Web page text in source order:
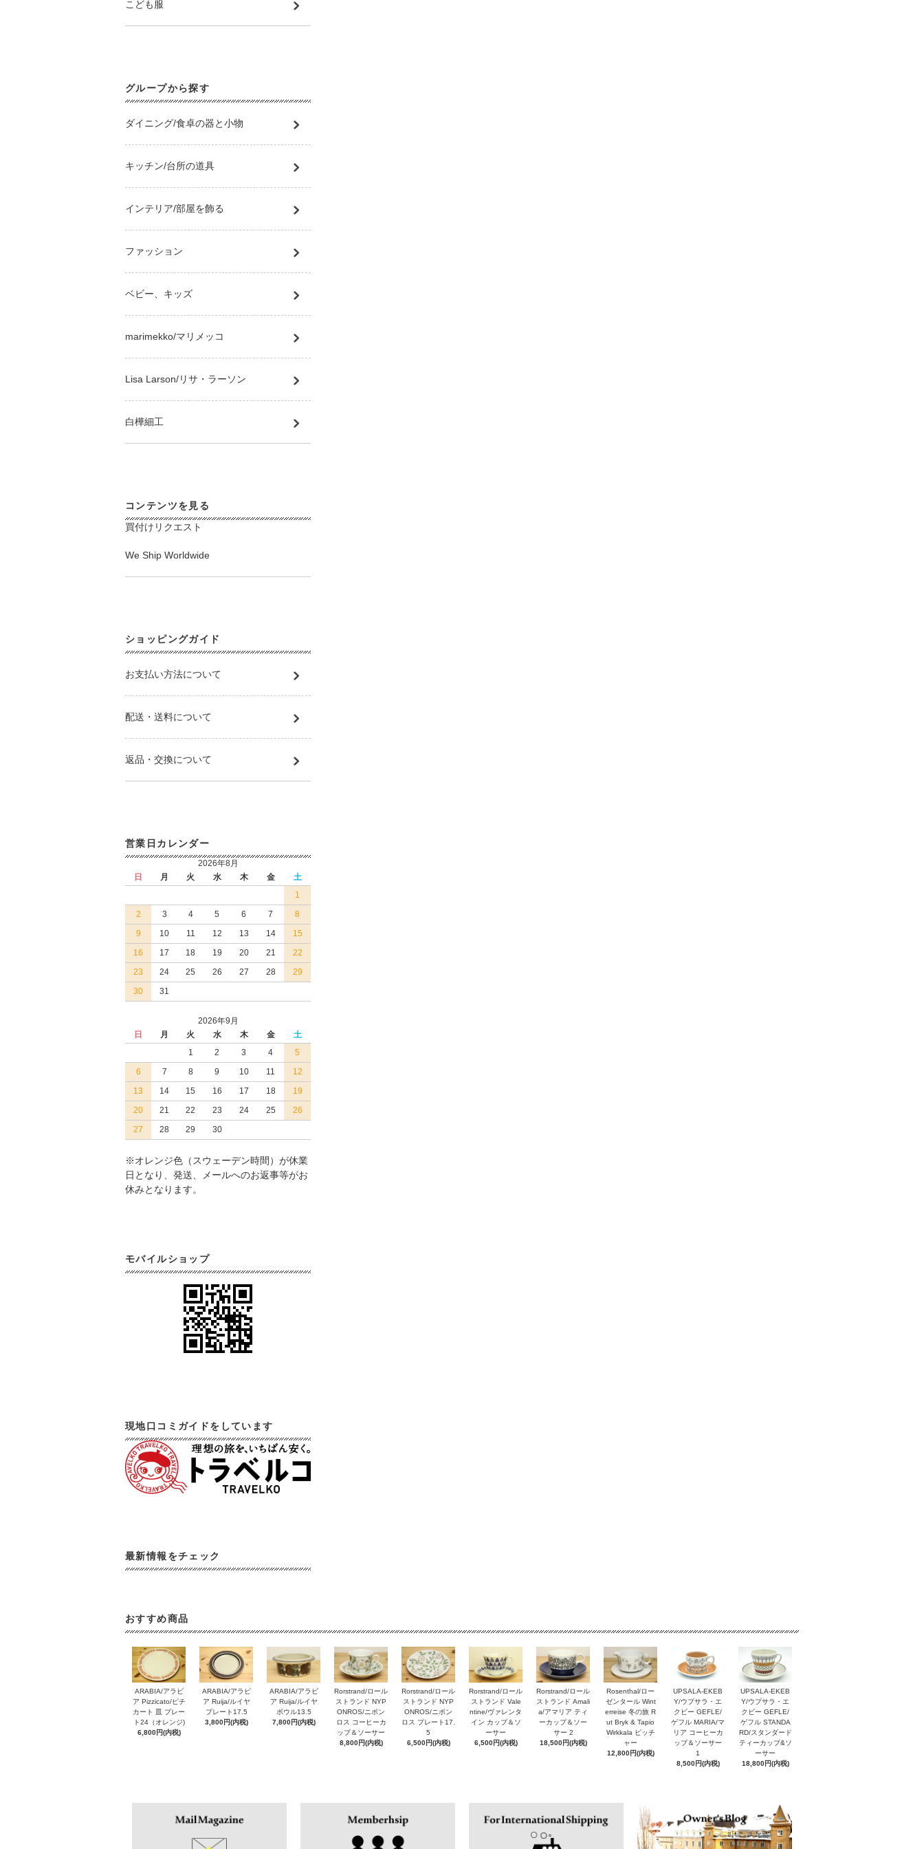
こども服
グループから探す
ダイニング/食卓の器と小物
キッチン/台所の道具
インテリア/部屋を飾る
ファッション
ベビー、キッズ
marimekko/マリメッコ
Lisa Larson/リサ・ラーソン
白樺細工
コンテンツを見る
買付けリクエスト
We Ship Worldwide
ショッピングガイド
お支払い方法について
配送・送料について
返品・交換について
営業日カレンダー
2026年8月
日
月 火 水 木 金
土
1
2
3 4 5 6 7
8
9
10 11 12 13 14
15
16
17 18 19 20 21
22
23
24 25 26 27 28
29
30
31
2026年9月
日
月 火 水 木 金
土
1
2 3 4
5
6
7 8 9 10 11
12
13
14 15 16 17 18
19
20
21 22 23 24 25
26
27
28 29 30
※オレンジ色（スウェーデン時間）が休業
日となり、発送、メールへのお返事等がお
休みとなります。
モバイルショップ
現地口コミガイドをしています
最新情報をチェック
おすすめ商品
ARABIA/アラビ
ア Pizzicato/ピチ
カート 皿 プレー
ト24（オレンジ)
6,800円(内税)
ARABIA/アラビ
ア Ruija/ルイヤ
プレート17.5
3,800円(内税)
ARABIA/アラビ
ア Ruija/ルイヤ
ボウル13.5
7,800円(内税)
Rorstrand/ロール
ストランド NYP
ONROS/ニポン
ロス コーヒーカ
ップ＆ソーサー
8,800円(内税)
Rorstrand/ロール
ストランド NYP
ONROS/ニポン
ロス プレート17.
5
6,500円(内税)
Rorstrand/ロール
ストランド Vale
ntine/ヴァレンタ
イン カップ＆ソ
ーサー
6,500円(内税)
Rorstrand/ロール
ストランド Amali
a/アマリア ティ
ーカップ＆ソー
サー 2
18,500円(内税)
Rosenthal/ロー
ゼンタール Wint
erreise 冬の旅 R
ut Bryk & Tapio
Wirkkala ピッチ
ャー
12,800円(内税)
UPSALA-EKEB
Y/ウプサラ・エ
クビー GEFLE/
ゲフル MARIA/マ
リア コーヒーカ
ップ＆ソーサー
1
8,500円(内税)
UPSALA-EKEB
Y/ウプサラ・エ
クビー GEFLE/
ゲフル STANDA
RD/スタンダード
ティーカップ&ソ
ーサー
18,800円(内税)